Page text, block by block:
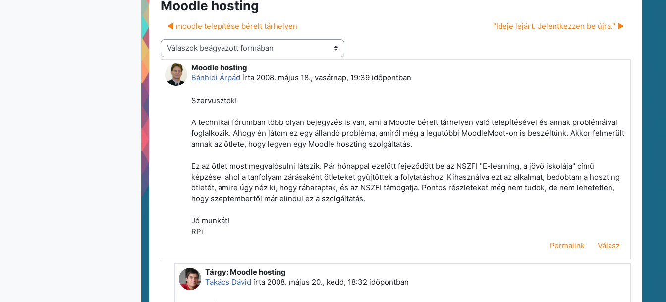
Moodle hosting
◀︎ moodle telepítése bérelt tárhelyen "Ideje lejárt. Jelentkezzen be újra." ▶︎
Megjelenítési mód
Moodle hosting
Bánhidi Árpád írta 2008. május 18., vasárnap, 19:39 időpontban
Válaszok szám: 2
Szervusztok!
A technikai fórumban több olyan bejegyzés is van, ami a Moodle bérelt tárhelyen való telepítésével és annak problémáival
foglalkozik. Ahogy én látom ez egy állandó probléma, amiről még a legutóbbi MoodleMoot-on is beszéltünk. Akkor felmerült
annak az ötlete, hogy legyen egy Moodle hoszting szolgáltatás.
Ez az ötlet most megvalósulni látszik. Pár hónappal ezelőtt fejeződött be az NSZFI "E-learning, a jövő iskolája" című
képzése, ahol a tanfolyam zárásaként ötleteket gyűjtöttek a folytatáshoz. Kihasználva ezt az alkalmat, bedobtam a hoszting
ötletét, amire úgy néz ki, hogy ráharaptak, és az NSZFI támogatja. Pontos részleteket még nem tudok, de nem lehetetlen,
hogy szeptembertől már elindul ez a szolgáltatás.
Jó munkát!
RPi
Permalink
Válasz
Válasz erre: Bánhidi Árpád
Tárgy: Moodle hosting
Takács Dávid írta 2008. május 20., kedd, 18:32 időpontban